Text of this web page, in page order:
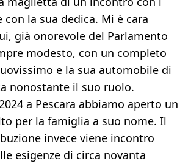
con la sua dedica. Mi è cara
già onorevole del Parlamento
modesto, con un completo
e la sua automobile di
nonostante il suo ruolo.
a Pescara abbiamo aperto un
per la famiglia a suo nome. Il
invece viene incontro
esigenze di circa novanta